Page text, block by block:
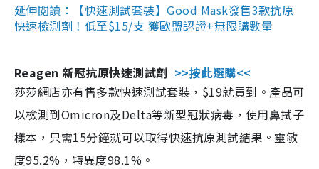
延伸閱讀：【快速測試套裝】Good Mask發售3款抗原
快速檢測劑！低至$15/支 獲歐盟認證+無限購數量
Reagen 新冠抗原快速測試劑 >>按此選購<<
莎莎網店亦有售多款快速測試套裝，$19就買到。產品可
以檢測到Omicron及Delta等新型冠狀病毒，使用鼻拭子
樣本，只需15分鐘就可以取得快速抗原測試結果。靈敏
度95.2%，特異度98.1%。